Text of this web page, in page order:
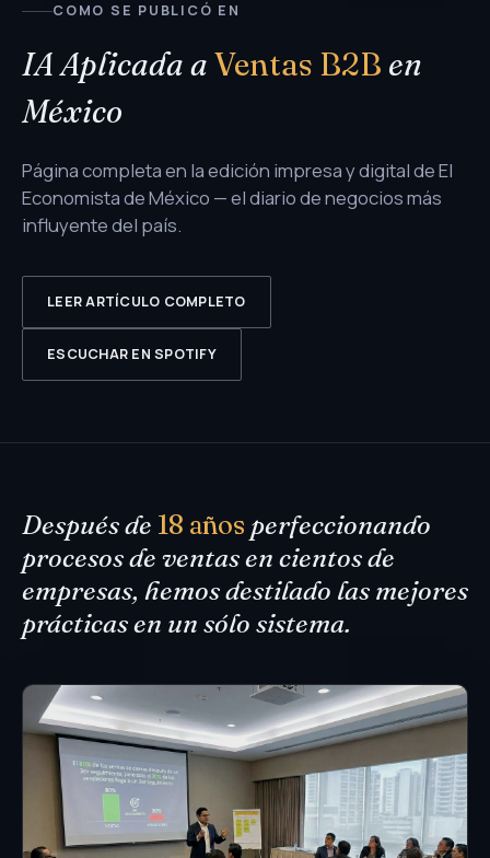
COMO SE PUBLICÓ EN
IA Aplicada a Ventas B2B en
México
Página completa en la edición impresa y digital de El
Economista de México — el diario de negocios más
influyente del país.
LEER ARTÍCULO COMPLETO
ESCUCHAR EN SPOTIFY
Después de 18 años perfeccionando
procesos de ventas en cientos de
empresas, hemos destilado las mejores
prácticas en un sólo sistema.